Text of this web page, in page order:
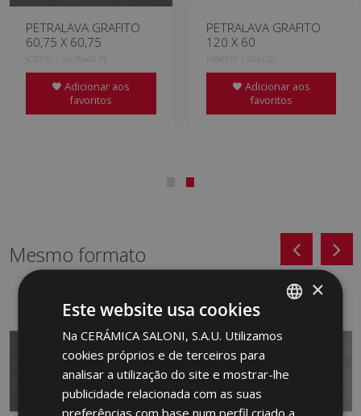
PETRALAVA GRAFITO
60,75 X 60,75
JCD770 | 60.75x60.75
Adicionar aos
favoritos
PETRALAVA GRAFITO
120 X 60
HYM770 | 60x120
Adicionar aos
favoritos
Mesmo formato
SPANISH
ENGLISH
×
Este website usa cookies
Na CERÁMICA SALONI, S.A.U. Utilizamos
cookies próprios e de terceiros para
analisar a utilização do site e mostrar-lhe
publicidade relacionada com as suas
preferências com base num perfil criado a